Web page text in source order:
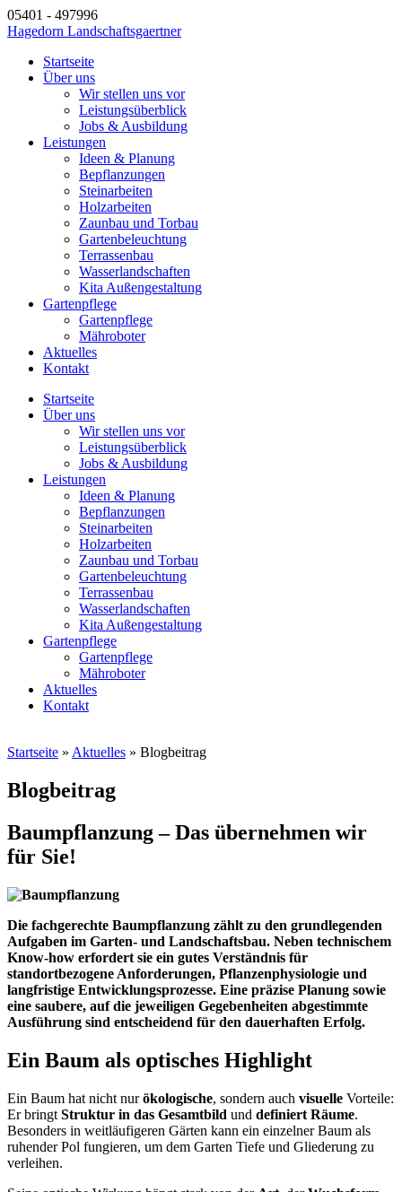
05401 - 497996
Hagedorn Landschaftsgaertner
Startseite
Über uns
Wir stellen uns vor
Leistungsüberblick
Jobs & Ausbildung
Leistungen
Ideen & Planung
Bepflanzungen
Steinarbeiten
Holzarbeiten
Zaunbau und Torbau
Gartenbeleuchtung
Terrassenbau
Wasserlandschaften
Kita Außengestaltung
Gartenpflege
Gartenpflege
Mähroboter
Aktuelles
Kontakt
Startseite
Über uns
Wir stellen uns vor
Leistungsüberblick
Jobs & Ausbildung
Leistungen
Ideen & Planung
Bepflanzungen
Steinarbeiten
Holzarbeiten
Zaunbau und Torbau
Gartenbeleuchtung
Terrassenbau
Wasserlandschaften
Kita Außengestaltung
Gartenpflege
Gartenpflege
Mähroboter
Aktuelles
Kontakt
Startseite » Aktuelles » Blogbeitrag
Blogbeitrag
Baumpflanzung – Das übernehmen wir
für Sie!
Die fachgerechte Baumpflanzung zählt zu den grundlegenden
Aufgaben im Garten- und Landschaftsbau. Neben technischem
Know-how erfordert sie ein gutes Verständnis für
standortbezogene Anforderungen, Pflanzenphysiologie und
langfristige Entwicklungsprozesse. Eine präzise Planung sowie
eine saubere, auf die jeweiligen Gegebenheiten abgestimmte
Ausführung sind entscheidend für den dauerhaften Erfolg.
Ein Baum als optisches Highlight
Ein Baum hat nicht nurökologische, sondern auch visuelle Vorteile:
Er bringt Struktur in das Gesamtbild und definiert Räume.
Besonders in weitläufigeren Gärten kann ein einzelner Baum als
ruhender Pol fungieren, um dem Garten Tiefe und Gliederung zu
verleihen.